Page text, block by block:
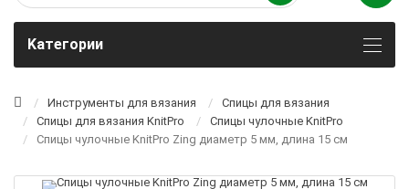
Kатегории
Инструменты для вязания
Спицы для вязания
Спицы для вязания KnitPro
Спицы чулочные KnitPro
Спицы чулочные KnitPro Zing диаметр 5 мм, длина 15 см